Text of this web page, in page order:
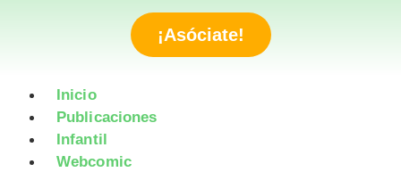
¡Asóciate!
Inicio
Publicaciones
Infantil
Webcomic